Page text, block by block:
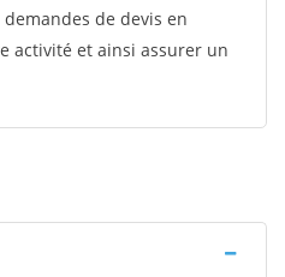
de devis en
activité et ainsi assurer un